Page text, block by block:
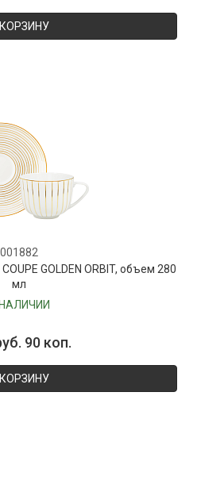
001882
GOLDEN ORBIT, объем 280
мл
90 коп.